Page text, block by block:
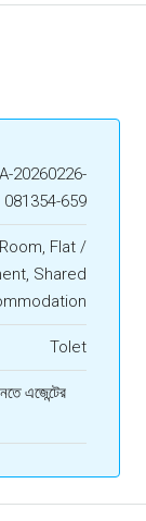
20260226-
081354-659
Flat /
Shared
Tolet
এজেন্টের